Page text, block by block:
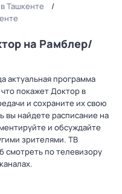
Ташкенте
на Рамблер/
актуальная программа
покажет Доктор в
и сохраните их свою
вы найдете расписание на
и обсуждайте
зрителями. ТВ
смотреть по телевизору